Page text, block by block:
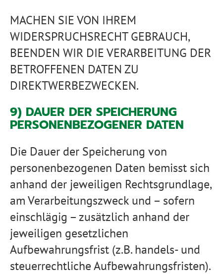
MACHEN SIE VON IHREM
WIDERSPRUCHSRECHT GEBRAUCH,
BEENDEN WIR DIE VERARBEITUNG DER
BETROFFENEN DATEN ZU
DIREKTWERBEZWECKEN.
9) DAUER DER SPEICHERUNG
PERSONENBEZOGENER DATEN
Die Dauer der Speicherung von
personenbezogenen Daten bemisst sich
anhand der jeweiligen Rechtsgrundlage,
am Verarbeitungszweck und – sofern
einschlägig – zusätzlich anhand der
jeweiligen gesetzlichen
Aufbewahrungsfrist (z.B. handels- und
steuerrechtliche Aufbewahrungsfristen).